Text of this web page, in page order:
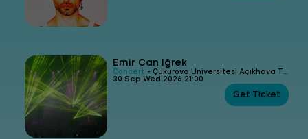
Emir Can İğrek
Concert
- Çukurova Üniversitesi Açıkhava Tiyatrosu
30 Sep Wed 2026 21:00
Get Ticket